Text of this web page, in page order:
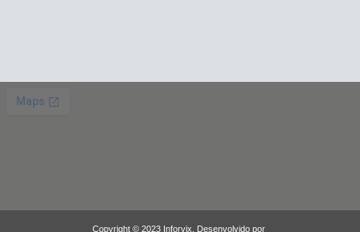
Copyright © 2023 Inforvix. Desenvolvido por